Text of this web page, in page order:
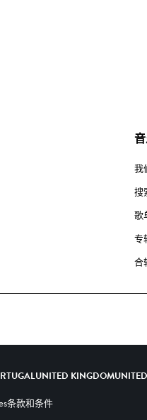
我
搜
歌
专
合
UNITED KINGDOM
条款和条件